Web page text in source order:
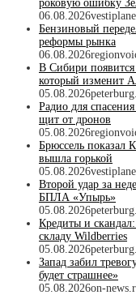
роковую ошибку
06.08.2026
Бензиновый
реформы рынка
06.08.2026
В Сибири появится
который изменит
05.08.2026
Радио для
щит от дронов
05.08.2026
Брюссель показал
вышла горькой
05.08.2026
Второй удар за
БПЛА «Упырь»
05.08.2026
Кредиты и
складу Wildberries
05.08.2026
Запад забил
будет страшнее»
05.08.2026on-